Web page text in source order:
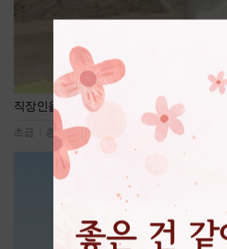
직장인을 위한 힐링 명상
초급 총 7편 115,679